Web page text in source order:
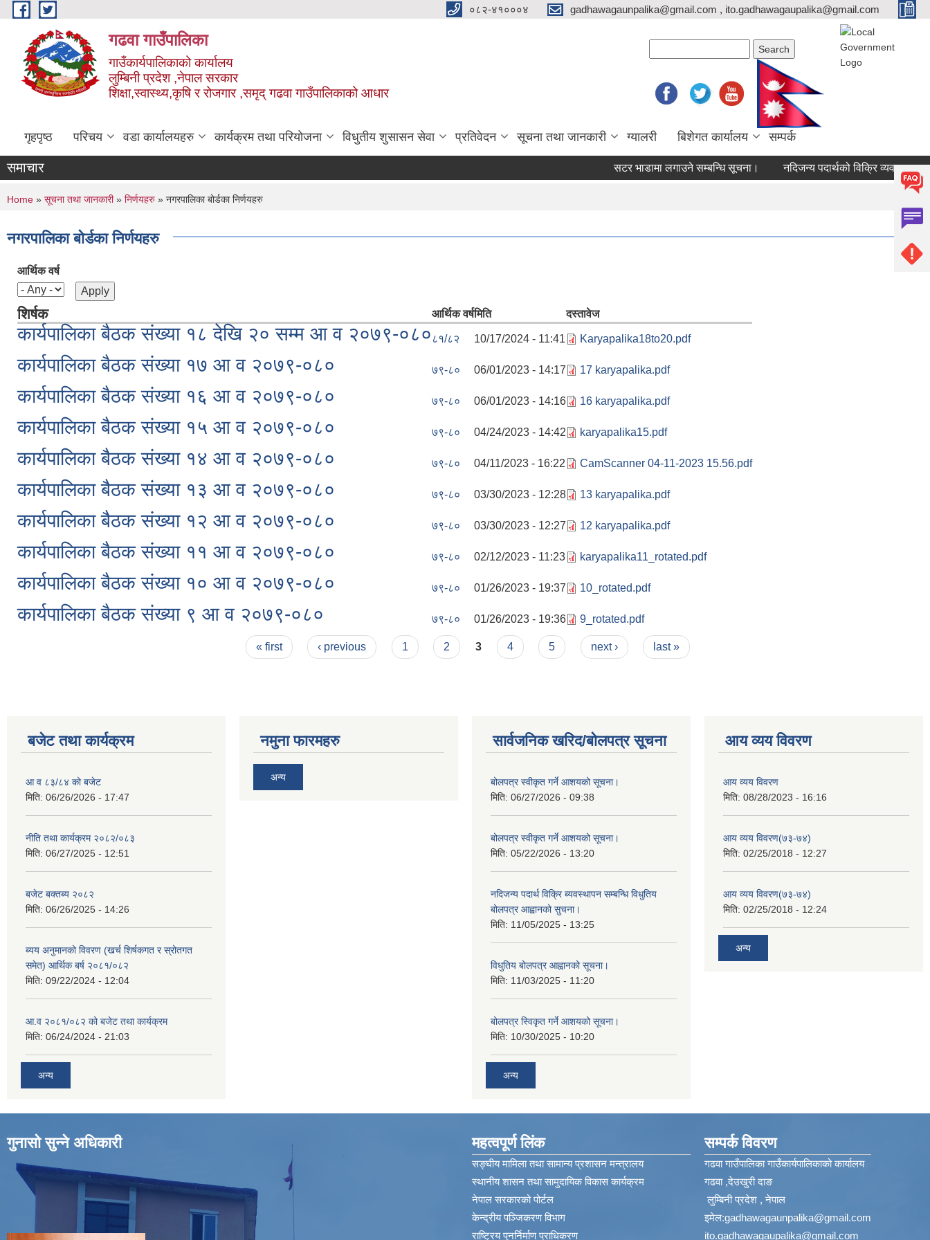
Skip to main content ०८२-४१०००४ gadhawagaunpalika@gmail.com , ito.gadhawagaupalika@gmail.com
गढवा गाउँपालिका
गाउँकार्यपालिकाको कार्यालय
लुम्बिनी प्रदेश ,नेपाल सरकार
शिक्षा,स्वास्थ्य,कृषि र रोजगार ,समृद् गढवा गाउँपालिकाको आधार
गृहपृष्ठ परिचय वडा कार्यालयहरु कार्यक्रम तथा परियोजना विधुतीय शुसासन सेवा प्रतिवेदन सूचना तथा जानकारी ग्यालरी बिशेगत कार्यालय सम्पर्क
समाचार सटर भाडामा लगाउने सम्बन्धि सूचना। नदिजन्य पदार्थको विक्रि व्यवस्थापन
You are here
Home » सूचना तथा जानकारी» निर्णयहरु » नगरपालिका बोर्डका निर्णयहरु
नगरपालिका बोर्डका निर्णयहरु
आर्थिक वर्ष
शिर्षक आर्थिक वर्षमिति दस्तावेज
कार्यपालिका बैठक संख्या १८ देखि २० सम्म आ व २०७९-०८० ८१/८२ 10/17/2024 - 11:41 Karyapalika18to20.pdf
कार्यपालिका बैठक संख्या १७ आ व २०७९-०८० ७९-८० 06/01/2023 - 14:17 17 karyapalika.pdf
कार्यपालिका बैठक संख्या १६ आ व २०७९-०८० ७९-८० 06/01/2023 - 14:16 16 karyapalika.pdf
कार्यपालिका बैठक संख्या १५ आ व २०७९-०८० ७९-८० 04/24/2023 - 14:42 karyapalika15.pdf
कार्यपालिका बैठक संख्या १४ आ व २०७९-०८० ७९-८० 04/11/2023 - 16:22 CamScanner 04-11-2023 15.56.pdf
कार्यपालिका बैठक संख्या १३ आ व २०७९-०८० ७९-८० 03/30/2023 - 12:28 13 karyapalika.pdf
कार्यपालिका बैठक संख्या १२ आ व २०७९-०८० ७९-८० 03/30/2023 - 12:27 12 karyapalika.pdf
कार्यपालिका बैठक संख्या ११ आ व २०७९-०८० ७९-८० 02/12/2023 - 11:23 karyapalika11_rotated.pdf
कार्यपालिका बैठक संख्या १० आ व २०७९-०८० ७९-८० 01/26/2023 - 19:37 10_rotated.pdf
कार्यपालिका बैठक संख्या ९ आ व २०७९-०८० ७९-८० 01/26/2023 - 19:36 9_rotated.pdf
« first ‹ previous 1 2 3 4 5 next › last »
बजेट तथा कार्यक्रम
आ व ८३/८४ को बजेट
मिति: 06/26/2026 - 17:47
नीति तथा कार्यक्रम २०८२/०८३
मिति: 06/27/2025 - 12:51
बजेट बक्तब्य २०८२
मिति: 06/26/2025 - 14:26
ब्यय अनुमानको विवरण (खर्च शिर्षकगत र स्रोतगत
समेत) आर्थिक बर्ष २०८१/०८२
मिति: 09/22/2024 - 12:04
आ.व २०८१/०८२ को बजेट तथा कार्यक्रम
मिति: 06/24/2024 - 21:03
अन्य
नमुना फारमहरु
अन्य
सार्वजनिक खरिद/बोलपत्र सूचना
बोलपत्र स्वीकृत गर्ने आशयको सूचना।
मिति: 06/27/2026 - 09:38
बोलपत्र स्वीकृत गर्ने आशयको सूचना।
मिति: 05/22/2026 - 13:20
नदिजन्य पदार्थ विक्रि ब्यवस्थापन सम्बन्धि विधुतिय
बोलपत्र आह्वानको सुचना।
मिति: 11/05/2025 - 13:25
विधुतिय बोलपत्र आह्वानको सूचना।
मिति: 11/03/2025 - 11:20
बोलपत्र स्विकृत गर्ने आशयको सूचना।
मिति: 10/30/2025 - 10:20
अन्य
आय व्यय विवरण
आय व्यय विवरण
मिति: 08/28/2023 - 16:16
आय व्यय विवरण(७३-७४)
मिति: 02/25/2018 - 12:27
आय व्यय विवरण(७३-७४)
मिति: 02/25/2018 - 12:24
अन्य
गुनासो सुन्ने अधिकारी महत्वपूर्ण लिंक
सङ्घीय मामिला तथा सामान्य प्रशासन मन्त्रालय
स्थानीय शासन तथा सामुदायिक विकास कार्यक्रम
नेपाल सरकारको पोर्टल
केन्द्रीय पञ्जिकरण विभाग
राष्ट्रिय पुनर्निर्माण प्राधिकरण
सम्पर्क विवरण
गढवा गाउँपालिका गाउँकार्यपालिकाको कार्यालय
गढवा ,देउखुरी दाङ
लुम्बिनी प्रदेश , नेपाल
इमेल:gadhawagaunpalika@gmail.com
ito.gadhawagaupalika@gmail.com